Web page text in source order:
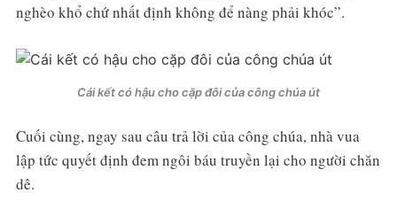
nghèo khổ chứ nhất định không để nàng phải khóc”.
Cái kết có hậu cho cặp đôi của công chúa út
Cuối cùng, ngay sau câu trả lời của công chúa, nhà vua
lập tức quyết định đem ngôi báu truyền lại cho người chăn
dê.